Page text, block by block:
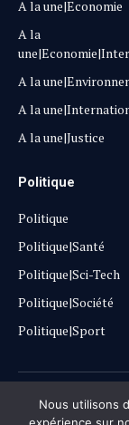
A la une|Economie
A la
A la
A la
A la une|Justice
Politique
Politique
Politique|Santé
Politique|Sci-Tech
Politique|Société
Politique|Sport
Nous utilisons